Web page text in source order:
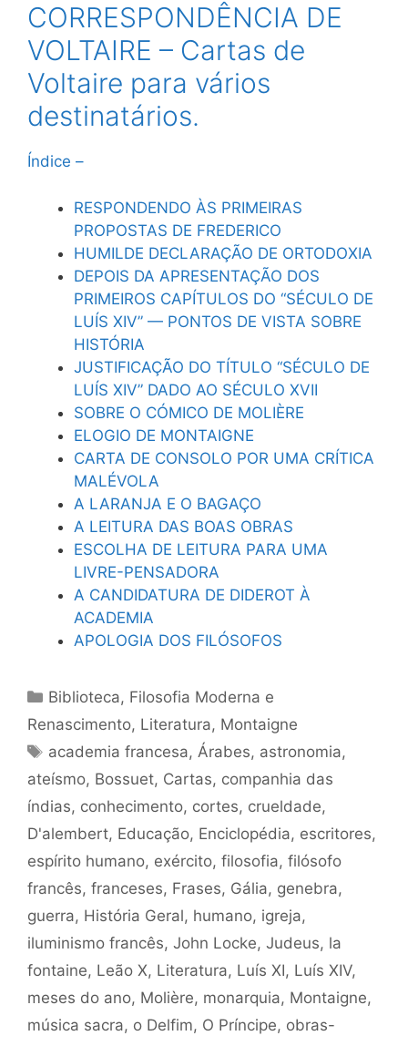
CORRESPONDÊNCIA DE
VOLTAIRE – Cartas de
Voltaire para vários
destinatários.
Índice –
RESPONDENDO ÀS PRIMEIRAS
PROPOSTAS DE FREDERICO
HUMILDE DECLARAÇÃO DE ORTODOXIA
DEPOIS DA APRESENTAÇÃO DOS
PRIMEIROS CAPÍTULOS DO “SÉCULO DE
LUÍS XIV” — PONTOS DE VISTA SOBRE
HISTÓRIA
JUSTIFICAÇÃO DO TÍTULO “SÉCULO DE
LUÍS XIV” DADO AO SÉCULO XVII
SOBRE O CÓMICO DE MOLIÈRE
ELOGIO DE MONTAIGNE
CARTA DE CONSOLO POR UMA CRÍTICA
MALÉVOLA
A LARANJA E O BAGAÇO
A LEITURA DAS BOAS OBRAS
ESCOLHA DE LEITURA PARA UMA
LIVRE-PENSADORA
A CANDIDATURA DE DIDEROT À
ACADEMIA
APOLOGIA DOS FILÓSOFOS
Categorias
Biblioteca, Filosofia Moderna e
Renascimento, Literatura, Montaigne
Tags
academia francesa, Árabes, astronomia,
ateísmo, Bossuet, Cartas, companhia das
índias, conhecimento, cortes, crueldade,
D'alembert, Educação, Enciclopédia, escritores,
espírito humano, exército, filosofia, filósofo
francês, franceses, Frases, Gália, genebra,
guerra, História Geral, humano, igreja,
iluminismo francês, John Locke, Judeus, la
fontaine, Leão X, Literatura, Luís XI, Luís XIV,
meses do ano, Molière, monarquia, Montaigne,
música sacra, o Delfim, O Príncipe, obras-